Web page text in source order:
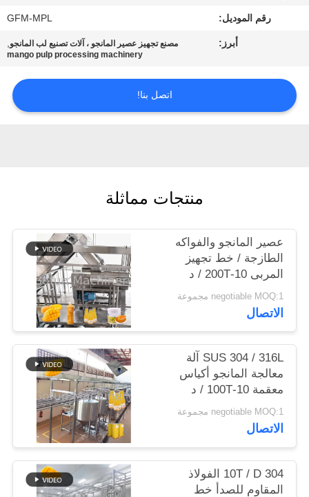
مراقبة
الجودة
حالات
اطلب
اقتباس
خريطة
الموقع
سياسة
الخصوصية
رقم الموديل: GFM-MPL
أبرز: مصنع تجهيز عصير المانجو ، آلات تصنيع لب المانجو,
mango pulp processing machinery
اتصل بنا!
منتجات مماثلة
عصير المانجو والفواكه
الطازجة / خط تجهيز
المربى 10-200T / د
negotiable MOQ:1 مجموعة
الاتصال
SUS 304 / 316L آلة
معالجة المانجو أكياس
معقمة 10-100T / د
negotiable MOQ:1 مجموعة
الاتصال
10T / D 304 الفولاذ
المقاوم للصدأ خط